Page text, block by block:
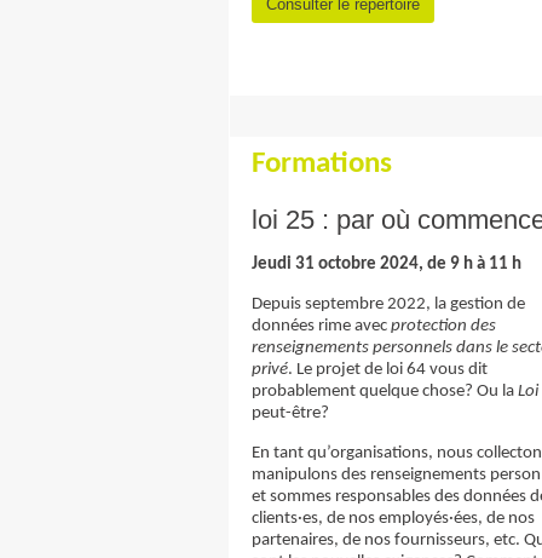
Consulter le répertoire
Formations
loi 25 : par où
Jeudi 31 octobre 2024, de 9 h à 11 h
Depuis septembre 2022, la gestion de
données rime avec protection des
renseignements personnels dans le
privé. Le projet de loi 64 vous dit
probablement quelque chose? Ou la
peut-être?
En tant qu’organisations, nous
manipulons des renseignements
et sommes responsables des données
clients·es, de nos employés·ées, de nos
partenaires, de nos fournisseurs, etc.